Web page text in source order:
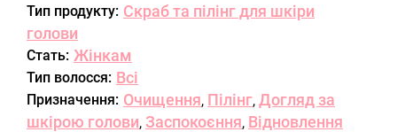
Тип продукту: Скраб та пілінг для шкіри
голови
Стать: Жінкам
Тип волосся: Всі
Призначення: Очищення, Пілінг, Догляд за
шкірою голови, Заспокоєння, Відновлення